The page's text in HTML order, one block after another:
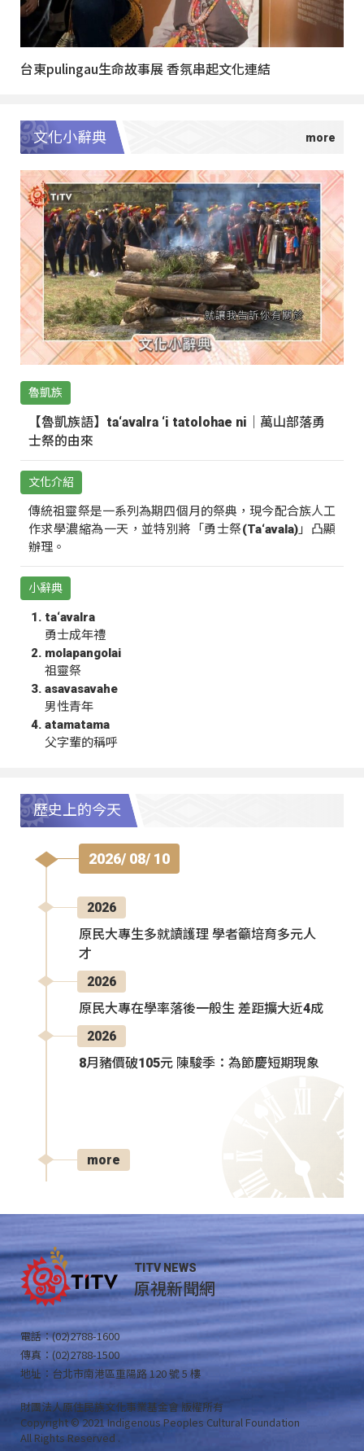
台東pulingau生命故事展 香氛串起文化連結
文化小辭典
魯凱族
【魯凱族語】ta‘avalra ‘i tatolohae ni｜萬山部落勇
士祭的由來
文化介紹
傳統祖靈祭是一系列為期四個月的祭典，現今配合族人工
作求學濃縮為一天，並特別將「勇士祭(Ta‘avala)」凸顯
辦理。
小辭典
ta‘avalra
勇士成年禮
molapangolai
祖靈祭
asavasavahe
男性青年
atamatama
父字輩的稱呼
歷史上的今天
2026/ 08/ 10
2026
原民大專生多就讀護理 學者籲培育多元人
才
2026
原民大專在學率落後一般生 差距擴大近4成
2026
8月豬價破105元 陳駿季：為節慶短期現象
more
TITV NEWS
原視新聞網
電話：(02)2788-1600
傳真：(02)2788-1500
地址：台北市南港區重陽路 120 號 5 樓
財團法人原住民族文化事業基金會 版權所有
Copyright © 2021 Indigenous Peoples Cultural Foundation
All Rights Reserved .